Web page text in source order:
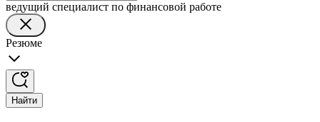
ведущий специалист по финансовой работе
Резюме
Найти